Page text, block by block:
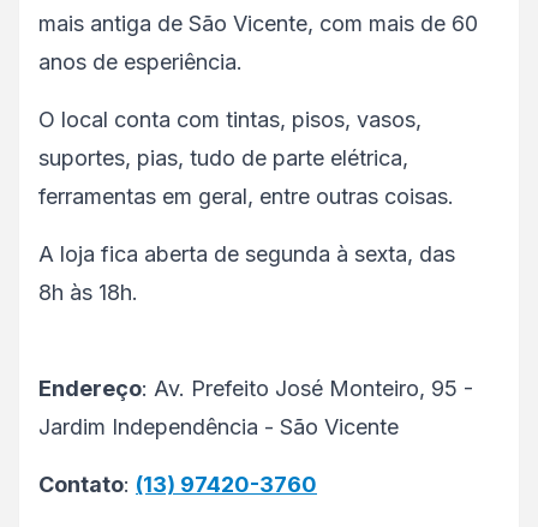
mais antiga de São Vicente, com mais de 60
anos de esperiência.
O local conta com tintas, pisos, vasos,
suportes, pias, tudo de parte elétrica,
ferramentas em geral, entre outras coisas.
A loja fica aberta de segunda à sexta, das
8h às 18h.
Endereço: Av. Prefeito José Monteiro, 95 -
Jardim Independência - São Vicente
Contato: (13) 97420-3760